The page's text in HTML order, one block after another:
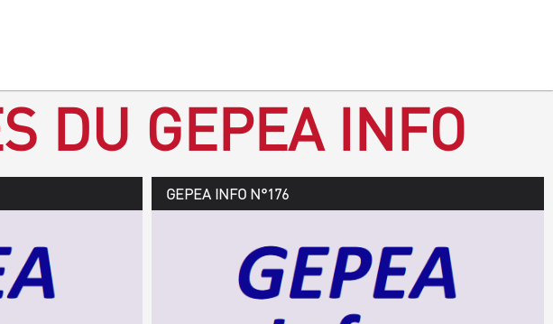
DU GEPEA INFO
GEPEA Infos n°177
Août > octobre 2019
TÉLÉCHARGEZ LE GEPEA INFOS
GEPEA INFO N°176